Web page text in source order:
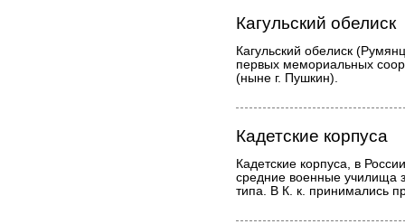
Кагульский обелиск
Кагульский обелиск
первых мемориальных
(ныне г. Пушкин).
Кадетские корпуса
Кадетские корпуса, в
средние военные училища
типа. В К. к. принимались